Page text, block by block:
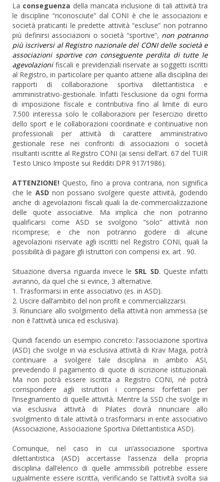
La conseguenza della mancata inclusione di tali attività tra
le discipline “riconosciute” dal CONI è che le associazioni e
società praticanti le predette attività “escluse” non potranno
più definirsi associazioni o società “sportive“, non potranno
più iscriversi al Registro nazionale del CONI delle società e
associazioni sportive con conseguente perdita di tutte le
agevolazionifiscali e previdenziali riservate ai soggetti iscritti
al Registro, in particolare per quanto attiene alla disciplina dei
rapporti di collaborazione sportiva dilettantistica e
amministrativo-gestionale. Infatti l’esclusione da ogni forma
di imposizione fiscale e contributiva fino al limite di euro
7.500 interessa solo le collaborazioni per l’esercizio diretto
dello sport e le collaborazioni coordinate e continuative non
professionali per attività di carattere amministrativo
gestionale rese nei confronti di associazioni o società
risultanti iscritte al Registro CONI (ai sensi dell’art. 67 del TUIR
Testo Unico Imposte sui Redditi DPR 917/1986).
ATTENZIONE! Questo, fino a prova contraria, non significa
che le ASD non possano svolgere queste attività, godendo
anche di agevolazioni fiscali quali la de-commercializzazione
delle quote associative. Ma implica che non potranno
qualificarsi come ASD se svolgono “solo” attività non
ricomprese; e che non potranno godere di alcune
agevolazioni riservate agli iscritti nel Registro CONI, quali la
possibilità di pagare gli istruttori con compensi ex. art . 90.
Situazione diversa riguarda invece le SRL SD. Queste infatti
avranno, da quel che si evince, 3 alternative.
1. Trasformarsi in ente associativo (es. in ASD).
2. Uscire dall’ambito del non profit e commercializzarsi.
3. Rinunciare allo svolgimento della attività non ammessa (se
non è l’attività unica ed esclusiva).
Quindi facendo un esempio concreto: l’associazione sportiva
(ASD) che svolge in via esclusiva attività di Krav Maga, potrà
continuare a svolgere tale disciplina in ambito ASI,
prevedendo il pagamento di quote di iscrizione istituzionali.
Ma non potrà essere iscritta a Registro CONI, né potrà
corrispondere agli istruttori i compensi forfettari per
l’insegnamento di quelle attività. Mentre la SSD che svolge in
via esclusiva attività di Pilates dovrà rinunciare allo
svolgimento di tale attività o trasformarsi in ente associativo
(Associazione, Associazione Sportiva Dilettantistica ASD).
Comunque, nel caso in cui un’associazione sportiva
dilettantistica (ASD) accertasse l’assenza della propria
disciplina dall’elenco di quelle ammissibili potrebbe essere
ugualmente essere iscritta, verificando se l’attività svolta sia